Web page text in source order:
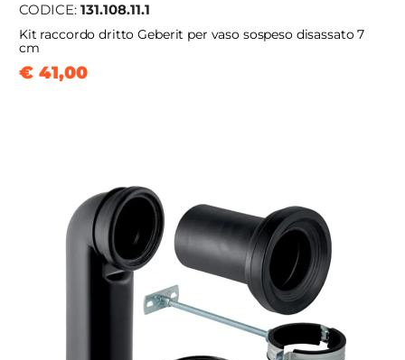
CODICE: 131.108.11.1
Kit raccordo dritto Geberit per vaso sospeso disassato 7
cm
€ 41,00